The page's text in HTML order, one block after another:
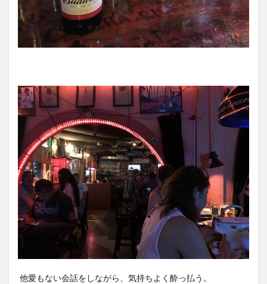
他愛もない会話をしながら、気持ちよく酔っ払う。